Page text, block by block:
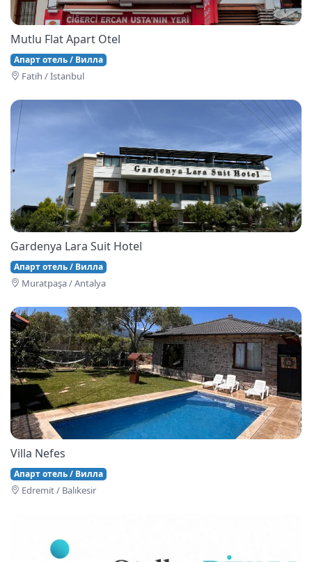
Mutlu Flat Apart Otel
Апарт отель / Вилла
Fati̇h / İstanbul
Gardenya Lara Suit Hotel
Апарт отель / Вилла
Muratpaşa / Antalya
Villa Nefes
Апарт отель / Вилла
Edremi̇t / Balıkesir